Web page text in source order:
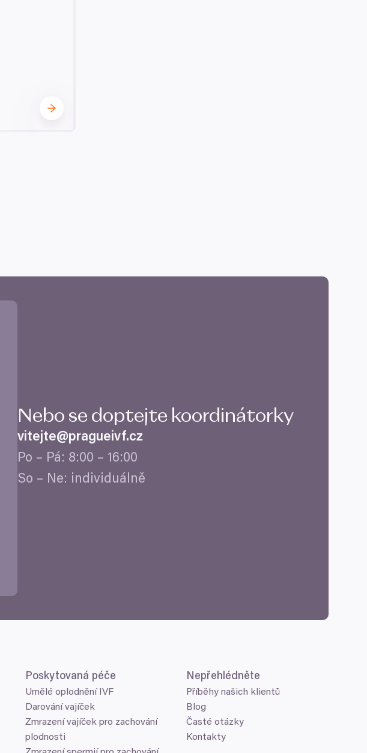
Nebo se doptejte koordinátorky
vitejte@​pragueivf.​cz
Po – Pá: 8:00 – 16:00
So – Ne: individuálně
Poskytovaná péče
Umělé oplodnění IVF
Darování vajíček
Zmrazení vajíček pro zachování
plodnosti
Nepřehlédněte
Příběhy našich klientů
Blog
Časté otázky
Kontakty